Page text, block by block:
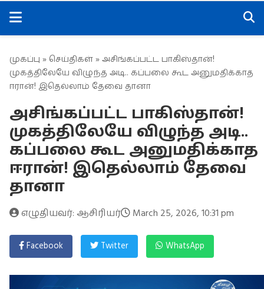
முகப்பு » செய்திகள் » அசிங்கப்பட்ட பாகிஸ்தான்!
முகத்திலேயே விழுந்த அடி.. கப்பலை கூட அனுமதிக்காத
ஈரான்! இதெல்லாம் தேவை தானா
அசிங்கப்பட்ட பாகிஸ்தான்!
முகத்திலேயே விழுந்த அடி..
கப்பலை கூட அனுமதிக்காத
ஈரான்! இதெல்லாம் தேவை
தானா
எழுதியவர்: ஆசிரியர் March 25, 2026, 10:31 pm
Facebook Twitter WhatsApp